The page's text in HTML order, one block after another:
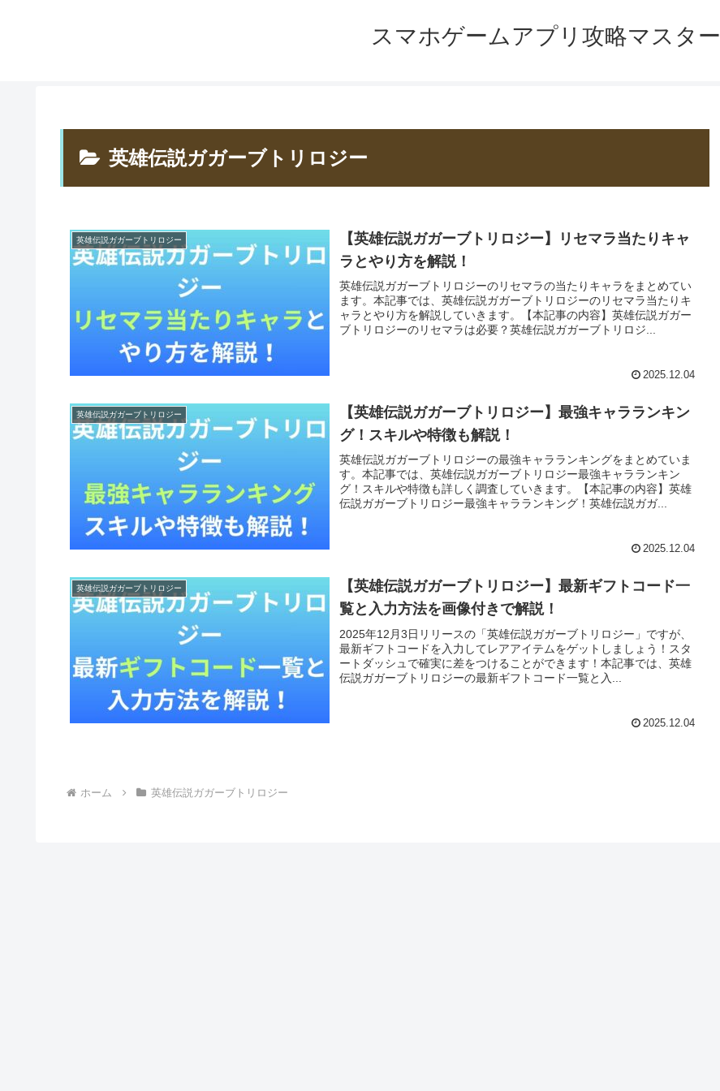
スマホゲームアプリ攻略マスター
英雄伝説ガガーブトリロジー
英雄伝説ガガーブトリロジー
【英雄伝説ガガーブトリロジー】リセマラ当たりキャ
ラとやり方を解説！
英雄伝説ガガーブトリロジーのリセマラの当たりキャラをまとめてい
ます。本記事では、英雄伝説ガガーブトリロジーのリセマラ当たりキ
ャラとやり方を解説していきます。【本記事の内容】英雄伝説ガガー
ブトリロジーのリセマラは必要？英雄伝説ガガーブトリロジ...
2025.12.04
英雄伝説ガガーブトリロジー
【英雄伝説ガガーブトリロジー】最強キャラランキン
グ！スキルや特徴も解説！
英雄伝説ガガーブトリロジーの最強キャラランキングをまとめていま
す。本記事では、英雄伝説ガガーブトリロジー最強キャラランキン
グ！スキルや特徴も詳しく調査していきます。【本記事の内容】英雄
伝説ガガーブトリロジー最強キャラランキング！英雄伝説ガガ...
2025.12.04
英雄伝説ガガーブトリロジー
【英雄伝説ガガーブトリロジー】最新ギフトコード一
覧と入力方法を画像付きで解説！
2025年12月3日リリースの「英雄伝説ガガーブトリロジー」ですが、
最新ギフトコードを入力してレアアイテムをゲットしましょう！スタ
ートダッシュで確実に差をつけることができます！本記事では、英雄
伝説ガガーブトリロジーの最新ギフトコード一覧と入...
2025.12.04
ホーム 英雄伝説ガガーブトリロジー